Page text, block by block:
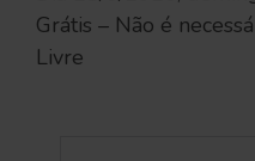
Grátis – Não é
Livre